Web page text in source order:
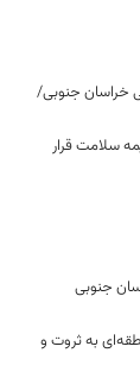
خراسان جنوبی/
سلامت قرار
جنوبی
به ثروت و